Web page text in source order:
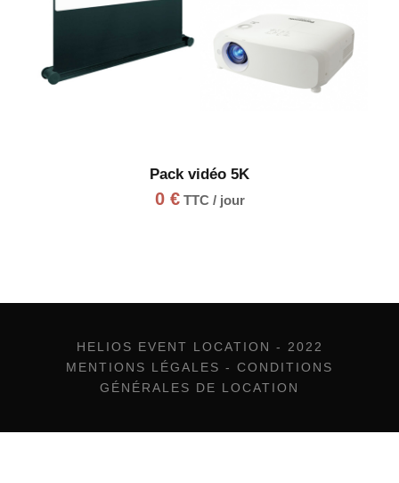
Pack vidéo 5K
0 €TTC / jour
HELIOS EVENT LOCATION - 2022
MENTIONS LÉGALES - CONDITIONS
GÉNÉRALES DE LOCATION